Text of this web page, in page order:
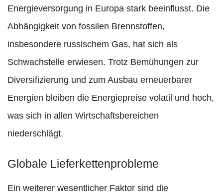
Energieversorgung in Europa stark beeinflusst. Die
Abhängigkeit von fossilen Brennstoffen,
insbesondere russischem Gas, hat sich als
Schwachstelle erwiesen. Trotz Bemühungen zur
Diversifizierung und zum Ausbau erneuerbarer
Energien bleiben die Energiepreise volatil und hoch,
was sich in allen Wirtschaftsbereichen
niederschlägt.
Globale Lieferkettenprobleme
Ein weiterer wesentlicher Faktor sind die